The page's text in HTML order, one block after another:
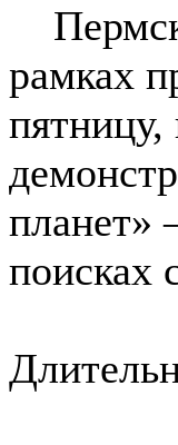
рамках
пятницу,
планет»
поисках